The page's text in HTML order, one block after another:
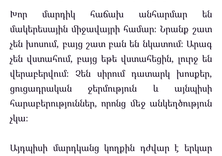
Խոր մարդիկ հաճախ անհարմար են
մակերեսային միջավայրի համար։ Նրանք շատ
չեն խոսում, բայց շատ բան են նկատում։ Արագ
չեն վստահում, բայց եթե վստահեցին, լուրջ են
վերաբերվում։ Չեն սիրում դատարկ խոսքեր,
ցուցադրական ջերմություն և այնպիսի
հարաբերություններ, որոնց մեջ անկեղծություն
չկա։
Այդպիսի մարդկանց կողքին դժվար է երկար